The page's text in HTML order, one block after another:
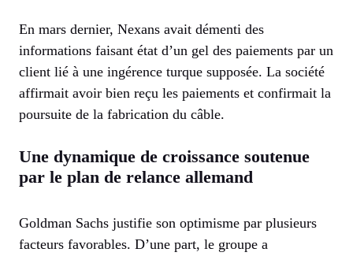
En mars dernier, Nexans avait démenti des
informations faisant état d’un gel des paiements par un
client lié à une ingérence turque supposée. La société
affirmait avoir bien reçu les paiements et confirmait la
poursuite de la fabrication du câble.
Une dynamique de croissance soutenue
par le plan de relance allemand
Goldman Sachs justifie son optimisme par plusieurs
facteurs favorables. D’une part, le groupe a